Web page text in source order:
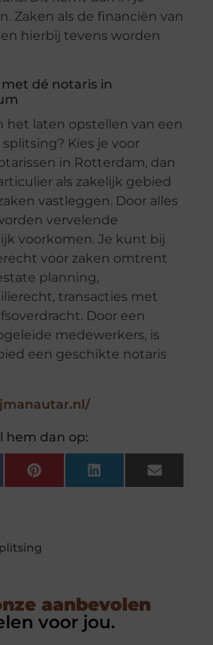
Zaken als de financiën van
hierbij tevens worden
dé notaris in
het laten opstellen van een
Kies je voor
in Rotterdam, dan
als zakelijk gebied
vastleggen. Door alles
vervelende
voorkomen. Je kunt bij
voor zaken omtrent
planning,
transacties met
Door een
medewerkers, is
een geschikte notaris
hem dan op:
PinterestLinkedInEmail
aanbevolen
voor jou.